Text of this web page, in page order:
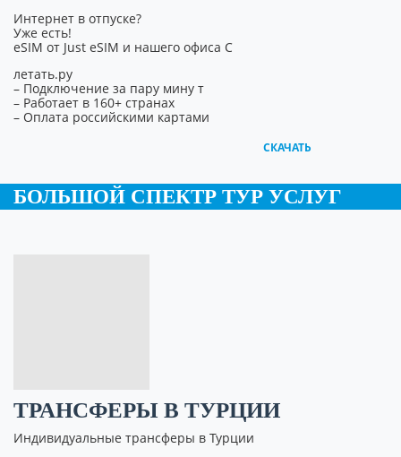
Интернет в отпуске?
Уже есть!
eSIM от Just eSIM и нашего офиса С
летать.ру
– Подключение за пару мину т
– Работает в 160+ странах
– Оплата российскими картами
СКАЧАТЬ
БОЛЬШОЙ СПЕКТР ТУР УСЛУГ
ТРАНСФЕРЫ В ТУРЦИИ
Индивидуальные трансферы в Турции